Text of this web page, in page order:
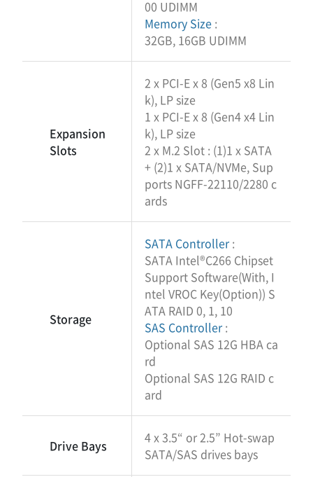
00 UDIMM
Memory Size :
32GB, 16GB UDIMM
Expansion
Slots
2 x PCI-E x 8 (Gen5 x8 Lin
k), LP size
1 x PCI-E x 8 (Gen4 x4 Lin
k), LP size
2 x M.2 Slot : (1)1 x SATA
+ (2)1 x SATA/NVMe, Sup
ports NGFF-22110/2280 c
ards
Storage
SATA Controller:
SATA Intel®C266 Chipset
Support Software(With, I
ntel VROC Key(Option)) S
ATA RAID 0, 1, 10
SAS Controller:
Optional SAS 12G HBA ca
rd
Optional SAS 12G RAID c
ard
Drive Bays
4 x 3.5“ or 2.5” Hot-swap
SATA/SAS drives bays